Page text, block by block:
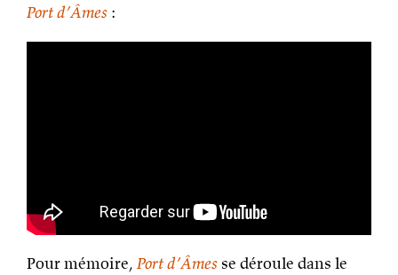
Port d’Âmes :
Pour mémoire, Port d’Âmes se déroule dans le